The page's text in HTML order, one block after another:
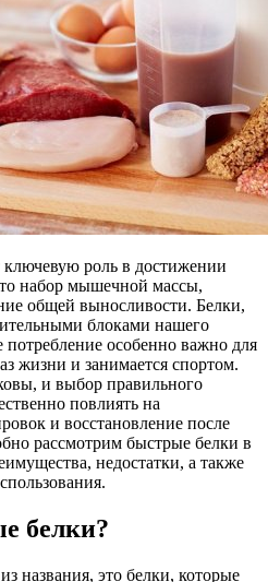
роль в достижении
то набор мышечной массы,
общей выносливости. Белки,
блоками нашего
потребление особенно важно для
жизни и занимается спортом.
и выбор правильного
повлиять на
и восстановление после
рассмотрим быстрые белки в
недостатки, а также
белки?
названия, это белки, которые